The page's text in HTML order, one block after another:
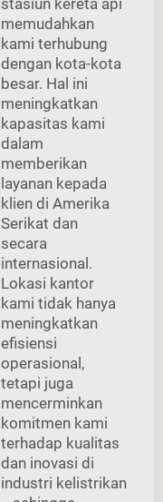
memudahkan
kami terhubung
dengan kota-kota
besar. Hal ini
meningkatkan
kapasitas kami
dalam
memberikan
layanan kepada
klien di Amerika
Serikat dan
secara
internasional.
Lokasi kantor
kami tidak hanya
meningkatkan
efisiensi
operasional,
tetapi juga
mencerminkan
komitmen kami
terhadap kualitas
dan inovasi di
industri kelistrikan